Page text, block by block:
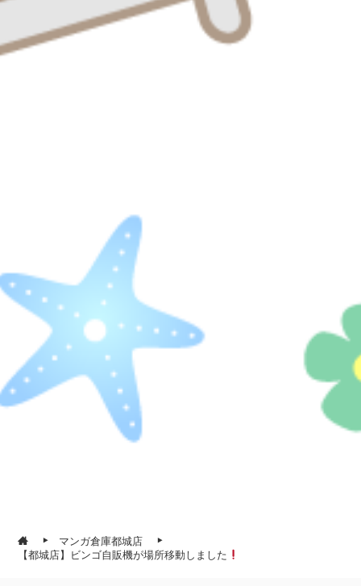
マンガ倉庫都城店
【都城店】ビンゴ自販機が場所移動しました